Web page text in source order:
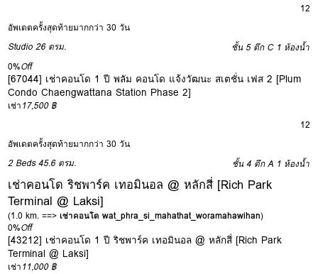
12
อัพเดตครั้งสุดท้ายมากกว่า 30 วัน
Studio 26 ตรม. ชั้น 5 ตึก C 1 ห้องน้ำ
0%Off
[67044] เช่าคอนโด 1 ปี พลัม คอนโด แจ้งวัฒนะ สเตชั่น เฟส 2 [Plum
Condo Chaengwattana Station Phase 2]
เช่า17,500 ฿
12
อัพเดตครั้งสุดท้ายมากกว่า 30 วัน
2 Beds 45.6 ตรม. ชั้น 4 ตึก A 1 ห้องน้ำ
เช่าคอนโด ริชพาร์ค เทอมินอล @ หลักสี่ [Rich Park
Terminal @ Laksi]
(1.0 km. ==>เช่าคอนโด wat_phra_si_mahathat_woramahawihan)
0%Off
[43212] เช่าคอนโด 1 ปี ริชพาร์ค เทอมินอล @ หลักสี่ [Rich Park
Terminal @ Laksi]
เช่า11,000 ฿